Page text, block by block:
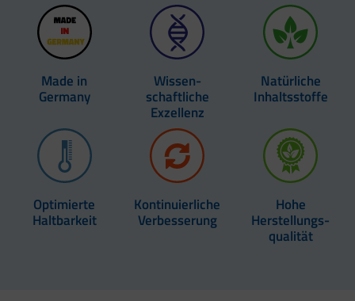
Made in
Germany
Wissen­
schaftliche
Exzellenz
Natürliche
Inhaltsstoffe
Optimierte
Haltbarkeit
Kontinuierliche
Verbesserung
Hohe
Herstellungs-
qualität